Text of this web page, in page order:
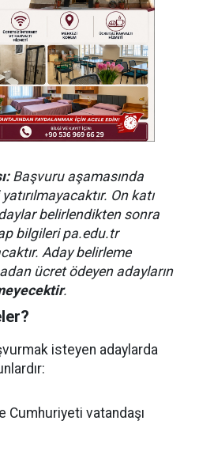
Başvuru aşamasında
On katı
belirlendikten sonra
bilgileri pa.edu.tr
Aday belirleme
ücret ödeyen adayların
.
isteyen adaylarda
Cumhuriyeti vatandaşı